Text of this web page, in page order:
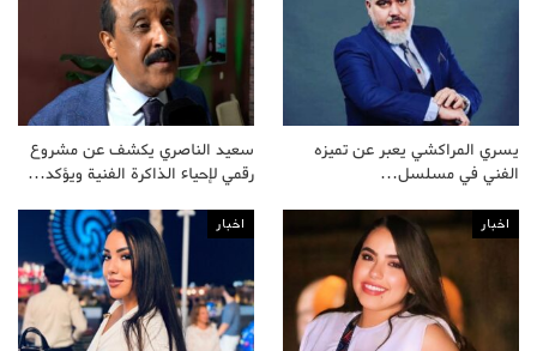
يسري المراكشي يعبر عن تميزه
الفني في مسلسل…
سعيد الناصري يكشف عن مشروع
رقمي لإحياء الذاكرة الفنية ويؤكد…
اخبار اخبار